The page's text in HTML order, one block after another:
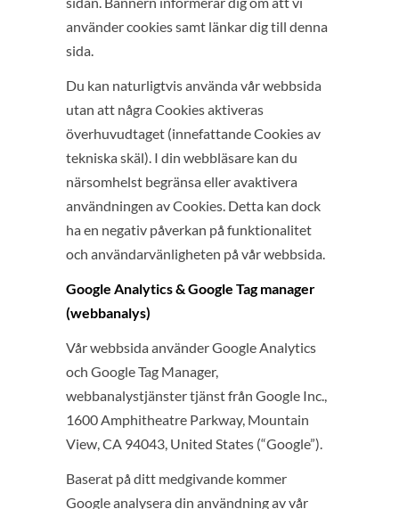
använder cookies samt länkar dig till denna
sida.
Du kan naturligtvis använda vår webbsida
utan att några Cookies aktiveras
överhuvudtaget (innefattande Cookies av
tekniska skäl). I din webbläsare kan du
närsomhelst begränsa eller avaktivera
användningen av Cookies. Detta kan dock
ha en negativ påverkan på funktionalitet
och användarvänligheten på vår webbsida.
Google Analytics & Google Tag manager
(webbanalys)
Vår webbsida använder Google Analytics
och Google Tag Manager,
webbanalystjänster tjänst från Google Inc.,
1600 Amphitheatre Parkway, Mountain
View, CA 94043, United States (“Google”).
Baserat på ditt medgivande kommer
Google analysera din användning av vår